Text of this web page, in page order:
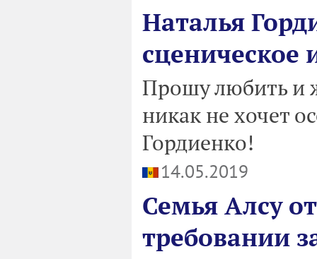
Наталья
сценическое
Прошу любить и
никак не хочет
Гордиенко!
14.05.2019
Семья Алсу
требовании